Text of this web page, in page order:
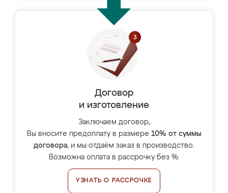
Договор
и изготовление
Заключаем договор,
Вы вносите предоплату в размере 10% от суммы
договора, и мы отдаём заказ в производство.
Возможна оплата в рассрочку без %.
УЗНАТЬ О РАССРОЧКЕ